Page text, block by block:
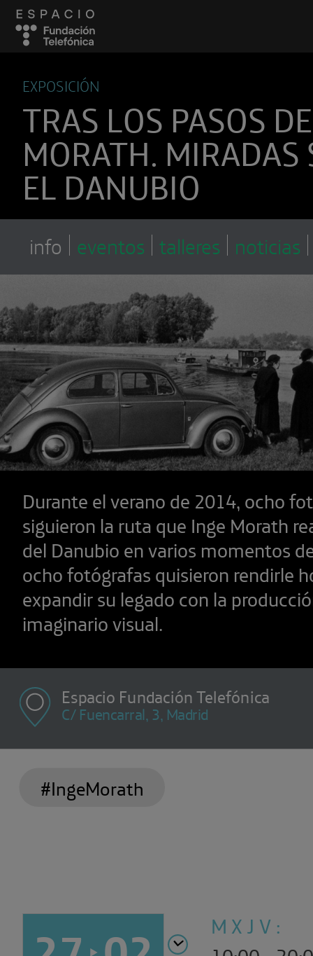
EXPOSICIÓN
TRAS LOS PASOS
MORATH. MIRADAS
EL DANUBIO
info eventos talleres noticias
Durante el verano de 2014, ocho
siguieron la ruta que Inge Morath
del Danubio en varios momentos
ocho fotógrafas quisieron rendirle
expandir su legado con la
imaginario visual.
Espacio Fundación Telefónica
C/ Fuencarral, 3, Madrid
#IngeMorath
M X J V :